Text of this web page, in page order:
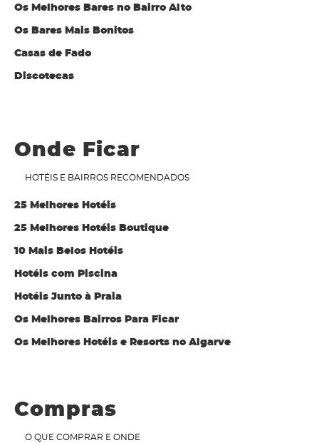
Os Melhores Bares no Bairro Alto
Os Bares Mais Bonitos
Casas de Fado
Discotecas
Onde Ficar
HOTÉIS E BAIRROS RECOMENDADOS
25 Melhores Hotéis
25 Melhores Hotéis Boutique
10 Mais Belos Hotéis
Hotéis com Piscina
Hotéis Junto à Praia
Os Melhores Bairros Para Ficar
Os Melhores Hotéis e Resorts no Algarve
Compras
O QUE COMPRAR E ONDE